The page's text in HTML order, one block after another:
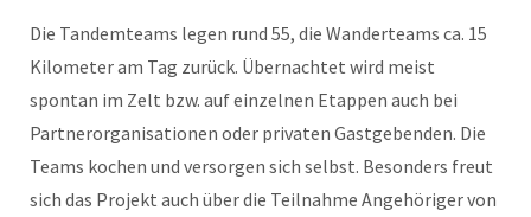
Die Tandemteams legen rund 55, die Wanderteams ca. 15
Kilometer am Tag zurück. Übernachtet wird meist
spontan im Zelt bzw. auf einzelnen Etappen auch bei
Partnerorganisationen oder privaten Gastgebenden. Die
Teams kochen und versorgen sich selbst. Besonders freut
sich das Projekt auch über die Teilnahme Angehöriger von